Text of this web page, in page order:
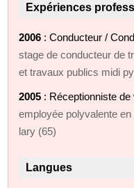
Expériences
2006 : Conducteur /
stage de conducteur de
et travaux publics midi
2005 : Réceptionniste
employée polyvalente
lary (65)
Langues